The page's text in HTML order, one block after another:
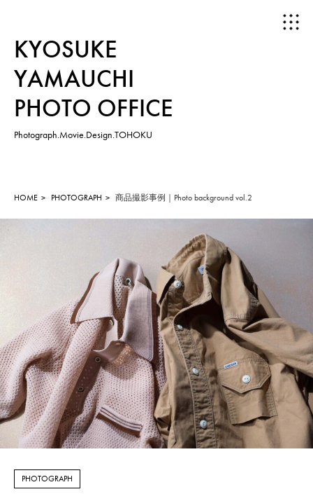
KYOSUKE
YAMAUCHI
PHOTO OFFICE
Photograph.Movie.Design.TOHOKU
ABOUT
WORKS
PHOTOGRAPH
MOVIE
FOOD
ARCHITECT
DOCUMENT
PORTRAIT
HOME PHOTOGRAPH 商品撮影事例｜Photo background vol.2
PHOTOGRAPH